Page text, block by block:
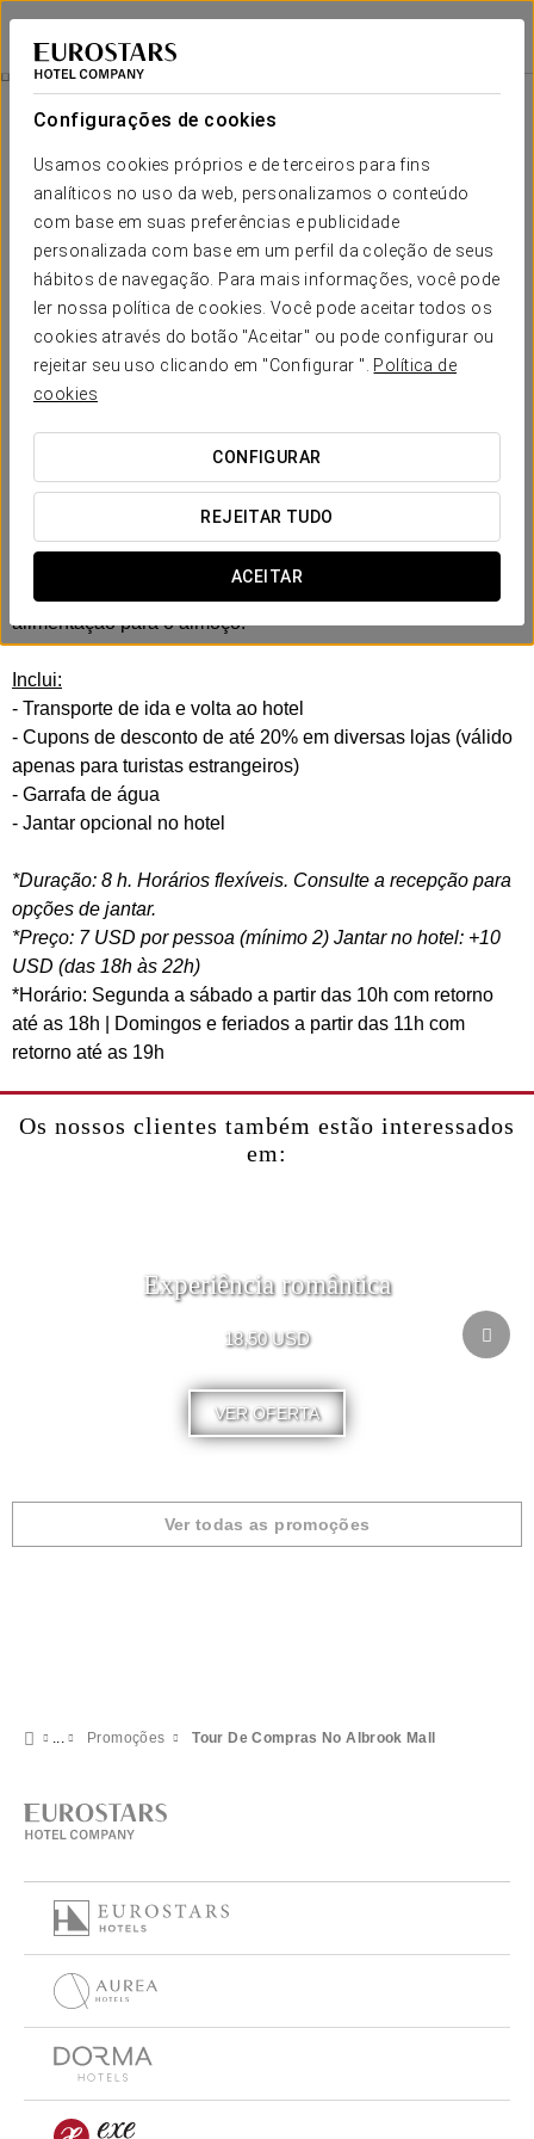
Configurações de cookies
Usamos cookies próprios e de terceiros para fins
analíticos no uso da web, personalizamos o conteúdo
com base em suas preferências e publicidade
personalizada com base em um perfil da coleção de seus
hábitos de navegação. Para mais informações, você pode
ler nossa política de cookies. Você pode aceitar todos os
cookies através do botão "Aceitar" ou pode configurar ou
rejeitar seu uso clicando em "Configurar ". Política de
cookies
CONFIGURAR
REJEITAR TUDO
ACEITAR
Exe Oriental Panamá
CIUDAD DE PANAMÁ
Tour De Compras No Albrook Mall
Tour de Compras no Albrook Mall
Com mais de 700 lojas, desde marcas internacionais até
opções locais. E uma grande variedade de entretenimento,
como áreas de jogos para crianças, cassino, boliche e mais
de 100 opções gastronômicas, incluindo praças de
alimentação para o almoço.
Inclui:
- Transporte de ida e volta ao hotel
- Cupons de desconto de até 20% em diversas lojas (válido
apenas para turistas estrangeiros)
- Garrafa de água
- Jantar opcional no hotel
*Duração: 8 h. Horários flexíveis. Consulte a recepção para
opções de jantar.
*Preço: 7 USD por pessoa (mínimo 2) Jantar no hotel: +10
USD (das 18h às 22h)
*Horário: Segunda a sábado a partir das 10h com retorno
até as 18h | Domingos e feriados a partir das 11h com
retorno até as 19h
Os nossos clientes também estão interessados
em:
Experiência romântica
18,50 USD
VER OFERTA
Ver todas as promoções
Promoções Tour De Compras No Albrook Mall